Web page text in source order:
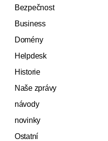
Bezpečnost
Business
Domény
Helpdesk
Historie
Naše zprávy
návody
novinky
Ostatní